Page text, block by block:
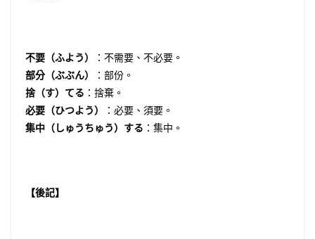
不要（ふよう）
：不需要、不必要。
部分（ぶぶん）
：部份。
捨（す）てる ：捨棄。
必要（ひつよう）
：必要、須要。
集中（しゅうちゅう）する ：集中。
【後記】